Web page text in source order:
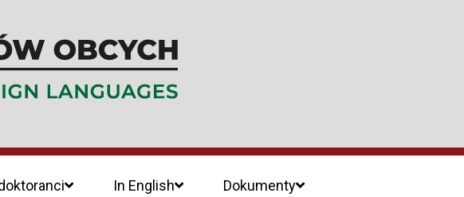
In English Dokumenty